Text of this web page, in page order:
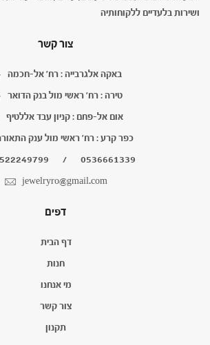
ושירות בלעדיים ללקוחותיה
צור קשר
באקה אלגרבייה : רח' אל-חכמה
טירה : רח' ראשי מול בנק הדואר
אום אל-פחם : קניון עבד אללטיף
כפר קרע : רח' ראשי מול ענק
/ 0536661339
jewelryro@gmail.com
דפים
דף הבית
חנות
מי אנחנו
צור קשר
תקנון